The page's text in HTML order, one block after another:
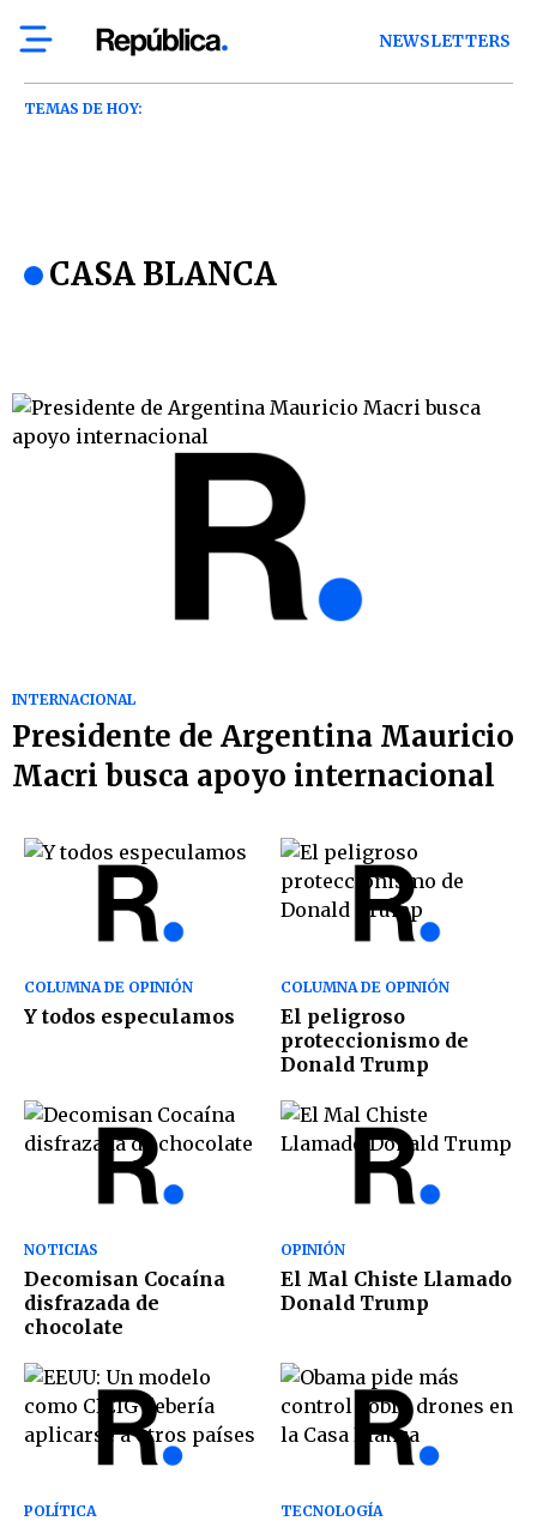
NEWSLETTERS
TEMAS DE HOY:
CASA BLANCA
INTERNACIONAL
Presidente de Argentina Mauricio
Macri busca apoyo internacional
COLUMNA DE OPINIÓN
Y todos especulamos
COLUMNA DE OPINIÓN
El peligroso
proteccionismo de
Donald Trump
NOTICIAS
Decomisan Cocaína
disfrazada de
chocolate
OPINIÓN
El Mal Chiste Llamado
Donald Trump
POLÍTICA TECNOLOGÍA